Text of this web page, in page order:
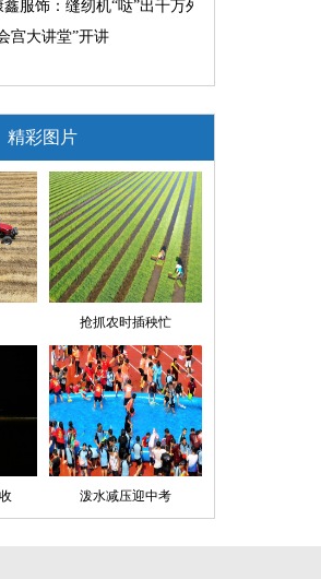
鑫服饰：缝纫机“哒”出千万外贸大生意
宫大讲堂”开讲
精彩图片
抢抓农时插秧忙
泼水减压迎中考